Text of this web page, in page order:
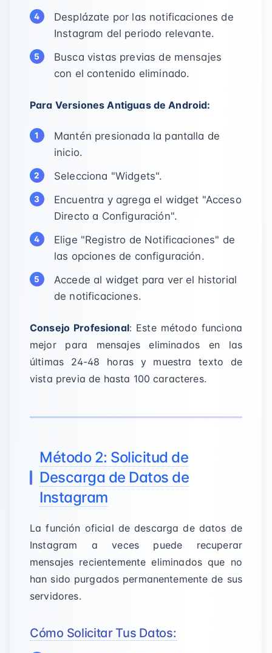
Desplázate por las notificaciones de
Instagram del periodo relevante.
Busca vistas previas de mensajes
con el contenido eliminado.
Para Versiones Antiguas de Android:
Mantén presionada la pantalla de
inicio.
Selecciona "Widgets".
Encuentra y agrega el widget "Acceso
Directo a Configuración".
Elige "Registro de Notificaciones" de
las opciones de configuración.
Accede al widget para ver el historial
de notificaciones.
Consejo Profesional: Este método funciona
mejor para mensajes eliminados en las
últimas 24-48 horas y muestra texto de
vista previa de hasta 100 caracteres.
Método 2: Solicitud de
Descarga de Datos de
Instagram
La función oficial de descarga de datos de
Instagram a veces puede recuperar
mensajes recientemente eliminados que no
han sido purgados permanentemente de sus
servidores.
Cómo Solicitar Tus Datos: